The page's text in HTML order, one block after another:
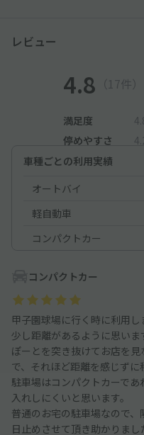
レビュー
4.8 （17件）
満足度
停めやすさ
車種ごとの利用実績
オートバイ
軽自動車
コンパクトカー
コンパクトカー
甲子園球場に行く時に利用し
少し距離があるように思い
ぽーとを突き抜けてお店を
で、それほど距離を感じずに
駐車場はコンパクトカーで
入れしにくいと思います。
普通のお宅の駐車場なので
日止めさせて頂き助かりまし